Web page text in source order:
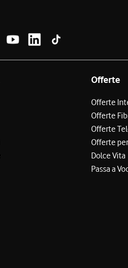
Offerte
Offerte
Offerte
Offerte
Offerte
Dolce Vita
Passa a